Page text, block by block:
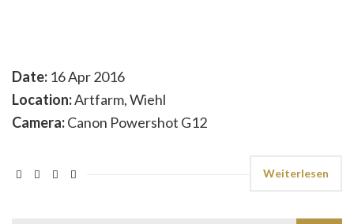
Date: 16 Apr 2016
Location:Artfarm, Wiehl
Camera:Canon Powershot G12
Weiterlesen